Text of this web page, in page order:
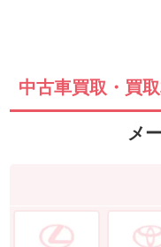
中古車買取・買
メ